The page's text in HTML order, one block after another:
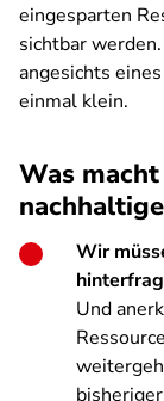
eingesparten
sichtbar
angesichts
einmal klein.
Was
Wir
Und